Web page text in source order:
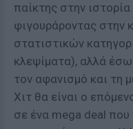
παίκτης στην
φιγουράροντας
στατιστικών
κλεψίματα), αλλά
τον αφανισμό και τη
Χιτ θα είναι ο
σε ένα mega deal